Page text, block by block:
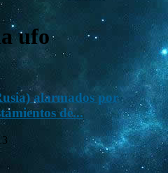
ufo
alarmados por
de...